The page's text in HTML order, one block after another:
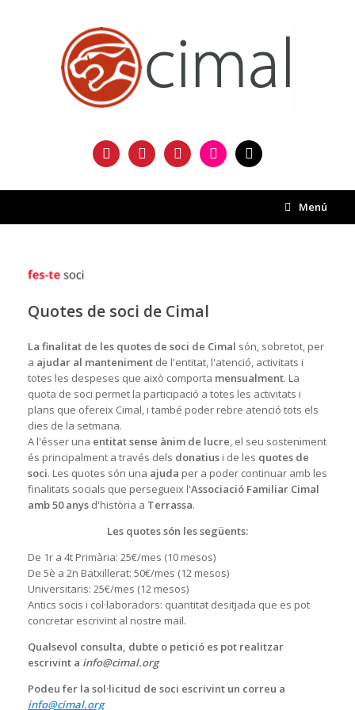
facebooktwitter instagramflickr mail
Menú
Quotes de soci de Cimal
La finalitat de les quotes de soci de Cimal són, sobretot, per
a ajudar al manteniment de l'entitat, l'atenció, activitats i
totes les despeses que això comporta mensualment. La
quota de soci permet la participació a totes les activitats i
plans que ofereix Cimal, i també poder rebre atenció tots els
dies de la setmana.
A l'ésser una entitat sense ànim de lucre, el seu sosteniment
és principalment a través dels donatius i de les quotes de
soci. Les quotes són una ajuda per a poder continuar amb les
finalitats socials que persegueix l'Associació Familiar Cimal
amb 50 anys d'història a Terrassa.
Les quotes són les següents:
De 1r a 4t Primària: 25€/mes (10 mesos)
De 5è a 2n Batxillerat: 50€/mes (12 mesos)
Universitaris: 25€/mes (12 mesos)
Antics socis i col·laboradors: quantitat desitjada que es pot
concretar escrivint al nostre mail.
Qualsevol consulta, dubte o petició es pot realitzar
escrivint a info@cimal.org
Podeu fer la sol·licitud de soci escrivint un correu a
info@cimal.org